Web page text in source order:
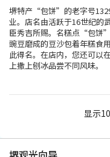
堺特产“包饼”的老字号
业。店名由活跃于16世纪的
臣秀吉所赐。名糕点“包饼
豌豆磨成的豆沙包着年糕食
此得名。在店内，您还可以
上撒上刨冰品尝不同风味。
显示